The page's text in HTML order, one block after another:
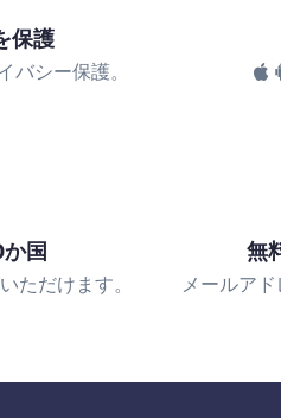
保護
バシー保護。
国
ただけます。
無
メールア